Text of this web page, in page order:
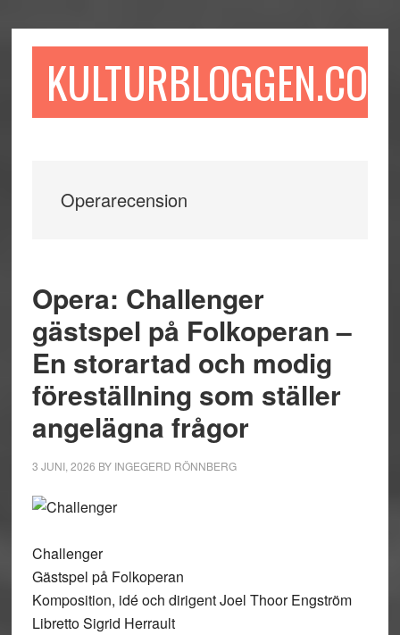
till
till
sidofältet
till
KULTURBLOGGEN.COM
Operarecension
Opera: Challenger
gästspel på Folkoperan –
En storartad och modig
föreställning som ställer
angelägna frågor
3 JUNI, 2026 BY INGEGERD RÖNNBERG
Challenger
Gästspel på Folkoperan
Komposition, idé och dirigent Joel Thoor Engström
Libretto Sigrid Herrault